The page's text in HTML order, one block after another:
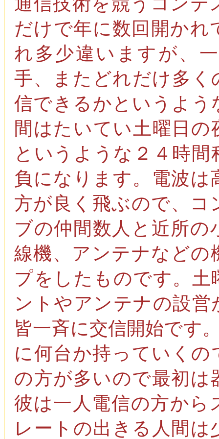
だけで年に数回開か
れ多少違いますが、
手、またどれだけ多く
信できるかというよう
間はたいてい土曜日
というような２４時
負になります。電波
方が良く飛ぶので、コ
ブの仲間数人と近所
線機、アンテナなどの
プをしたものです。
ントやアンテナの設
皆一斉に交信開始です
に何台か持っていく
の方が多いので最初は
彼は一人電信の方から
レートの出きる人間